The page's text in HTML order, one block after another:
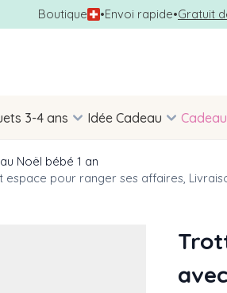
Boutique •Envoi rapide•Gratuit
3-4 ans Idée Cadeau
Noël bébé 1 an
pour ranger ses affaires,